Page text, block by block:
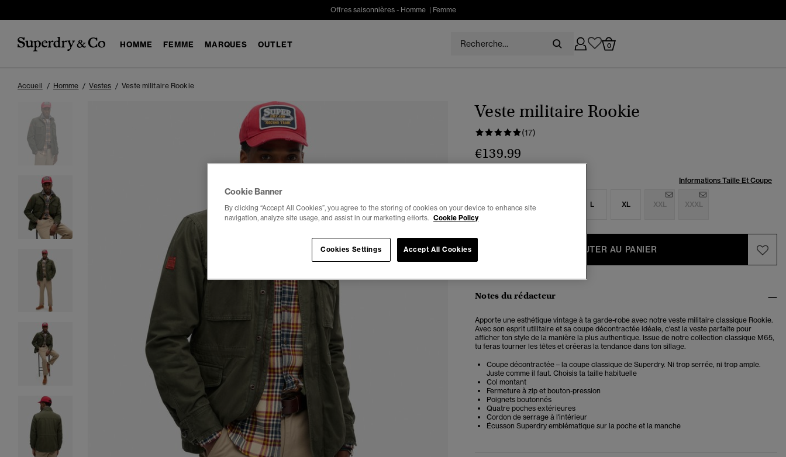
Offres saisonnières - Homme| Femme
HOMME FEMME MARQUES OUTLET 0
Accueil Homme Vestes Veste militaire Rookie
Veste militaire Rookie
(17)
€139.99
Informations Taille Et Coupe
XS S L XL XXL XXXL
AJOUTER AU PANIER
Notes du rédacteur
Apporte une esthétique vintage à ta garde-robe avec notre veste militaire classique Rookie.
Avec son esprit utilitaire et sa coupe décontractée idéale, c'est la veste parfaite pour
afficher ton style de la manière la plus authentique. Issue de notre collection classique M65,
tu feras tourner les têtes et créeras la tendance dans ton sillage.
Coupe décontractée – la coupe classique de Superdry. Ni trop serrée, ni trop ample.
Juste comme il faut. Choisis ta taille habituelle
Col montant
Fermeture à zip et bouton-pression
Poignets boutonnés
Quatre poches extérieures
Cordon de serrage à l'intérieur
Écusson Superdry emblématique sur la poche et la manche
Cookie Banner
By clicking “Accept All Cookies”, you agree to the storing of cookies on your device to enhance site
navigation, analyze site usage, and assist in our marketing efforts. Cookie Policy
Cookies Settings Accept All Cookies